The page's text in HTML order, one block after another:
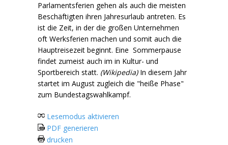
Parlamentsferien gehen als auch die meisten
Beschäftigten ihren Jahresurlaub antreten. Es
ist die Zeit, in der die großen Unternehmen
oft Werksferien machen und somit auch die
Hauptreisezeit beginnt. Eine Sommerpause
findet zumeist auch im in Kultur- und
Sportbereich statt. (Wikipedia) In diesem Jahr
startet im August zugleich die "heiße Phase"
zum Bundestagswahlkampf.
Lesemodus aktivieren
PDF generieren
drucken